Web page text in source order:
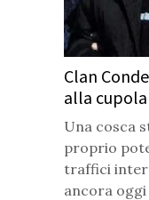
Clan
alla
Una cosca
proprio
traffici
ancora